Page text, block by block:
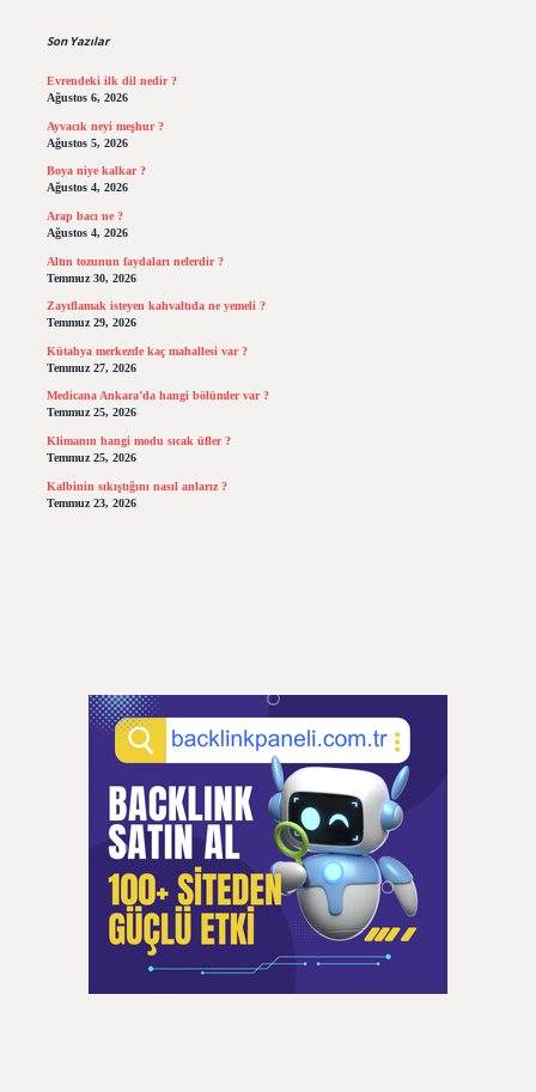
Son Yazılar
Evrendeki ilk dil nedir ?
Ağustos 6, 2026
Ayvacık neyi meşhur ?
Ağustos 5, 2026
Boya niye kalkar ?
Ağustos 4, 2026
Arap bacı ne ?
Ağustos 4, 2026
Altın tozunun faydaları nelerdir ?
Temmuz 30, 2026
Zayıflamak isteyen kahvaltıda ne yemeli ?
Temmuz 29, 2026
Kütahya merkezde kaç mahallesi var ?
Temmuz 27, 2026
Medicana Ankara’da hangi bölümler var ?
Temmuz 25, 2026
Klimanın hangi modu sıcak üfler ?
Temmuz 25, 2026
Kalbinin sıkıştığını nasıl anlarız ?
Temmuz 23, 2026